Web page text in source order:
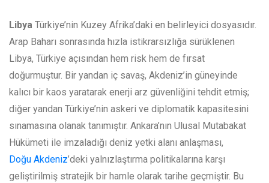
Libya Türkiye’nin Kuzey Afrika’daki en belirleyici dosyasıdır.
Arap Baharı sonrasında hızla istikrarsızlığa sürüklenen
Libya, Türkiye açısından hem risk hem de fırsat
doğurmuştur. Bir yandan iç savaş, Akdeniz’in güneyinde
kalıcı bir kaos yaratarak enerji arz güvenliğini tehdit etmiş;
diğer yandan Türkiye’nin askeri ve diplomatik kapasitesini
sınamasına olanak tanımıştır. Ankara’nın Ulusal Mutabakat
Hükümeti ile imzaladığı deniz yetki alanı anlaşması,
Doğu Akdeniz’deki yalnızlaştırma politikalarına karşı
geliştirilmiş stratejik bir hamle olarak tarihe geçmiştir. Bu